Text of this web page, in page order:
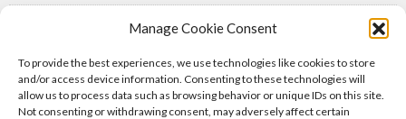
Manage Cookie Consent
To provide the best experiences, we use technologies like cookies to store
and/or access device information. Consenting to these technologies will
allow us to process data such as browsing behavior or unique IDs on this site.
Not consenting or withdrawing consent, may adversely affect certain
Lit.Link